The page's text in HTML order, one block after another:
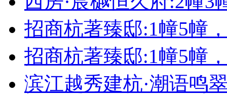
招商杭著臻邸:1幢5幢
招商杭著臻邸:1幢5幢
滨江越秀建杭·潮语鸣